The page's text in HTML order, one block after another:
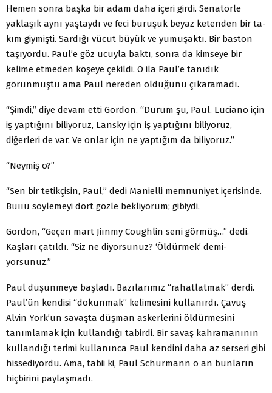
Hemen sonra başka bir adam daha içeri girdi. Senatörle
yaklaşık aynı yaştaydı ve feci buruşuk beyaz ketenden bir ta­
kım giymişti. Sardığı vücut büyük ve yumuşaktı. Bir baston
taşıyordu. Paul’e göz ucuyla baktı, sonra da kimseye bir
kelime etmeden köşeye çekildi. O ila Paul’e tanıdık
görünmüştü ama Paul nereden olduğunu çıkaramadı.
“Şimdi,” diye devam etti Gordon. “Durum şu, Paul. Luciano için
iş yaptığını biliyoruz, Lansky için iş yaptığını biliyo­ruz,
diğerleri de var. Ve onlar için ne yaptığım da biliyoruz.”
“Neymiş o?”
“Sen bir tetikçisin, Paul,” dedi Manielli memnuniyet içe­risinde.
Buııu söylemeyi dört gözle bekliyorum; gibiydi.
Gordon, “Geçen mart Jiınmy Coughlin seni görmüş…” dedi.
Kaşları çatıldı. “Siz ne diyorsunuz? ‘Öldürmek’ demi­
yorsunuz.”
Paul düşünmeye başladı. Bazılarımız “rahatlatmak” der­di.
Paul’ün kendisi “dokunmak” kelimesini kullanırdı. Ça­vuş
Alvin York’un savaşta düşman askerlerini öldürmesini
tanımlamak için kullandığı tabirdi. Bir savaş kahramanının
kullandığı terimi kullanınca Paul kendini daha az serseri gibi
hissediyordu. Ama, tabii ki, Paul Schurmann o an bunların
hiçbirini paylaşmadı.